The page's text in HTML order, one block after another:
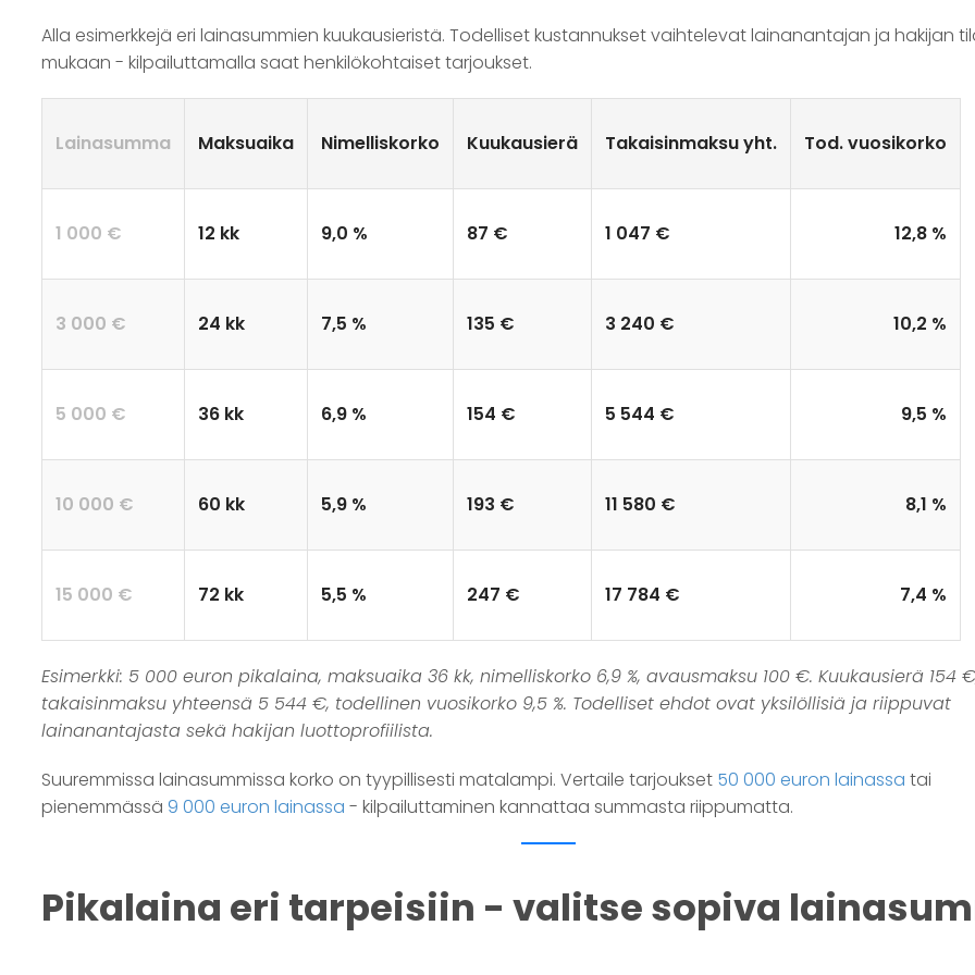
Alla esimerkkejä eri lainasummien kuukausieristä. Todelliset kustannukset vaihtelevat lainanantajan ja hakijan
mukaan - kilpailuttamalla saat henkilökohtaiset tarjoukset.
Lainasumma Maksuaika Nimelliskorko Kuukausierä Takaisinmaksu yht. Tod. vuosikorko
1 000 € 12 kk 9,0 % 87 € 1 047 € 12,8 %
3 000 € 24 kk 7,5 % 135 € 3 240 € 10,2 %
5 000 € 36 kk 6,9 % 154 € 5 544 € 9,5 %
10 000 € 60 kk 5,9 % 193 € 11 580 € 8,1 %
15 000 € 72 kk 5,5 % 247 € 17 784 € 7,4 %
Esimerkki: 5 000 euron pikalaina, maksuaika 36 kk, nimelliskorko 6,9 %, avausmaksu 100 €. Kuukausierä 154
takaisinmaksu yhteensä 5 544 €, todellinen vuosikorko 9,5 %. Todelliset ehdot ovat yksilöllisiä ja riippuvat
lainanantajasta sekä hakijan luottoprofiilista.
Suuremmissa lainasummissa korko on tyypillisesti matalampi. Vertaile tarjoukset 50 000 euron lainassa tai
pienemmässä 9 000 euron lainassa - kilpailuttaminen kannattaa summasta riippumatta.
Pikalaina eri tarpeisiin - valitse sopiva